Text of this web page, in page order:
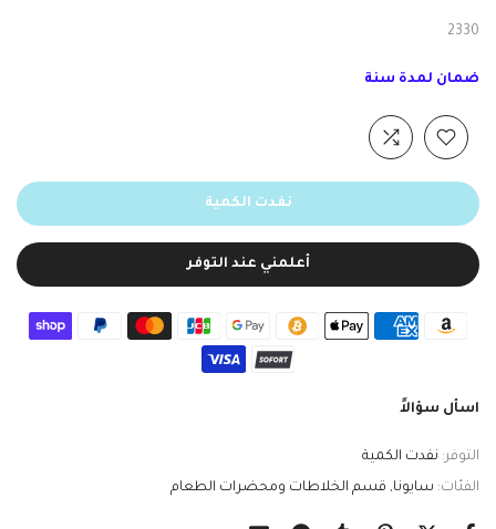
2330
ضمان لمدة سنة
نفدت الكمية
أعلمني عند التوفر
اسأل سؤالاً
التوفر: نفدت الكمية
الفئات: سايونا قسم الخلاطات ومحضرات الطعام